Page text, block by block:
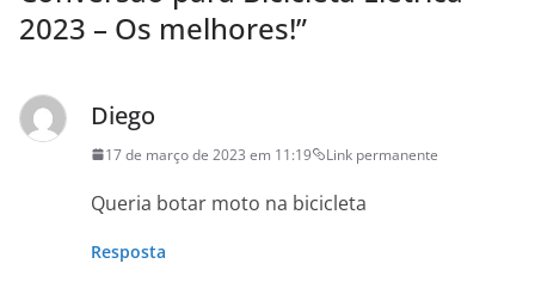
2023 – Os melhores!”
Diego
17 de março de 2023 em 11:19 Link permanente
Queria botar moto na bicicleta
Resposta